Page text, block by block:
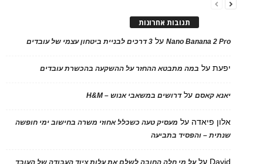
תגובות אחרונות
Nano Banana 2 Proעל 3 דרכים לבניית ביטחון עצמי של עובדים
יפעתעל במה מתבטא ההחזר על ההשקעה בהכשרת עובדים
יאנא קאסםעלדרושים במשאבי אנוש – H&M
אלון פיאדה על מעסיק טעה כשכלל אחוזי משרה בחישוב ימי חופשה
שנתית – והפסיד בתביעה
David על